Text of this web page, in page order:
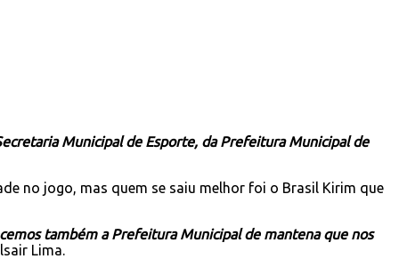
Municipal de Esporte, da Prefeitura Municipal de
no jogo, mas quem se saiu melhor foi o Brasil Kirim que
também a Prefeitura Municipal de mantena que nos
Lima.